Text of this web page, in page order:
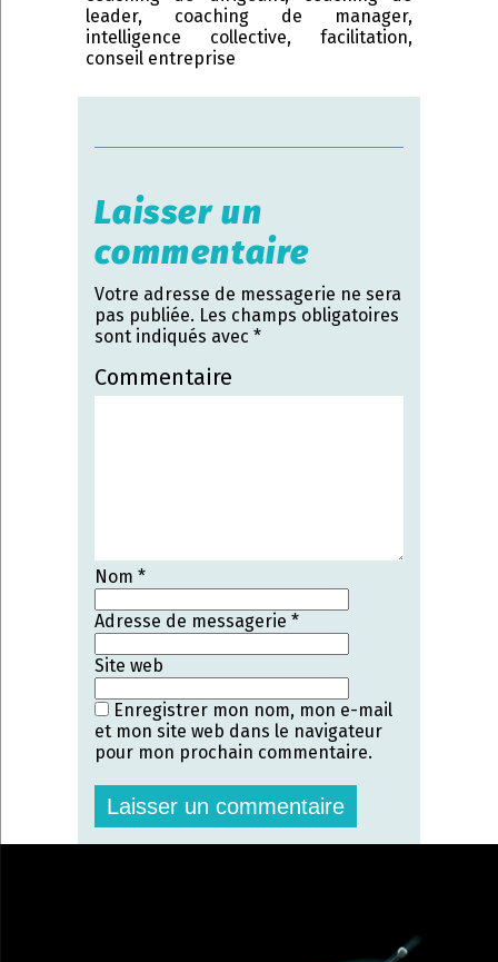
leader, coaching de manager,
intelligence collective, facilitation,
conseil entreprise
Laisser un
commentaire
Votre adresse de messagerie ne sera
pas publiée. Les champs obligatoires
sont indiqués avec*
Commentaire
Nom*
Adresse de messagerie*
Site web
Enregistrer mon nom, mon e-mail
et mon site web dans le navigateur
pour mon prochain commentaire.